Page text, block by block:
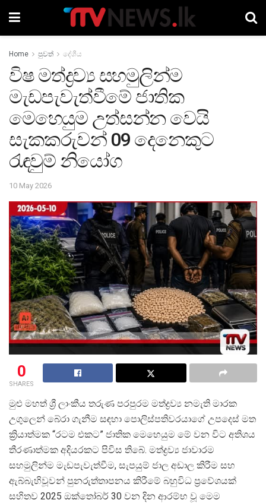
Home පුවත් දේශීය
විෂ මත්ද්‍රව්‍ය සහමුලින්ම
මැඩපැවැත්වීමේ ජාතික
මෙහෙයුම උත්සන්න වෙයි
සැකකරුවන් 09 දෙනෙකුට
රැඳවුම් නියෝග
10 May 2026
0
SHARES
මුළු මහත් ශ් රී ලාංකීය තරුණ පරපුරම මත්ද්රව් ය නමැති මාරක
උගුලෙන් බේරා ගැනීම සඳහා පොලිස්පතිවරයාගේ උපදෙස් මත
ක්රියාත්මක “රටම එකට” ජාතික මෙහෙයුම මේ වන විට අතිශය
තීරණාත්මක අදියරකට පිවිස තිබේ. මත්ද්රව් ය ජාවාරම
සහමුලින්ම මැඩපැවැත්වීම, සැපයුම් ජාල අඩාල කිරීම සහ
ඇබ්බැහිවූවන් පුනරුත්තාපනය කිරීමේ බහුවිධ ප්රවේශයක්
සහිතව 2025 ඔක්තෝබර් 30 වන දින ආරම්භ වූ මෙම